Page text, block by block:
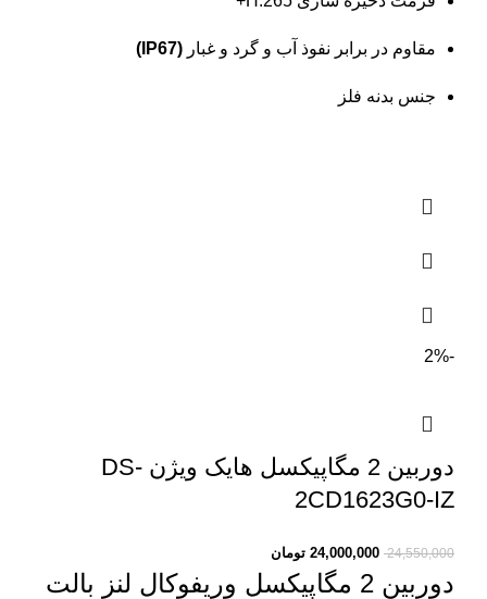
مقاوم در برابر نفوذ آب و گرد و غبار (IP67)
جنس بدنه فلز
-2%
دوربین 2 مگاپیکسل هایک ویژن DS-
2CD1623G0-IZ
24,550,000
24,000,000 تومان
دوربین 2 مگاپیکسل وریفوکال لنز بالت